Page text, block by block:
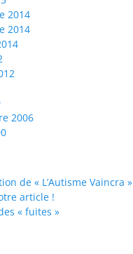
2014
2014
2006
de « L’Autisme Vaincra »
article !
« fuites »